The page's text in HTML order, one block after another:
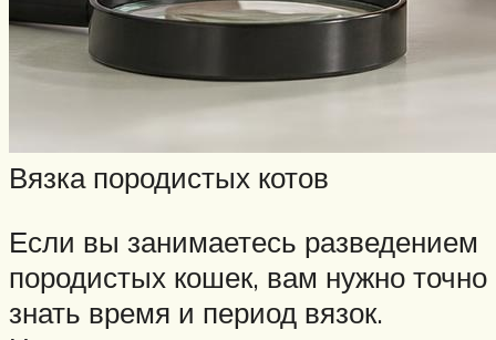
Вязка породистых котов
Если вы занимаетесь разведением
породистых кошек, вам нужно точно
знать время и период вязок.